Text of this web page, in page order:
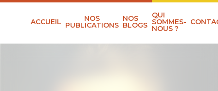
ACCUEIL NOS
PUBLICATIONS
NOS
BLOGS
QUI
SOMMES-
NOUS ?